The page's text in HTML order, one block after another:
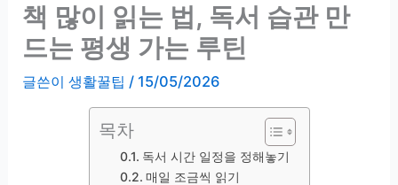
책 많이 읽는 법, 독서 습관 만
드는 평생 가는 루틴
글쓴이생활꿀팁 / 15/05/2026
목차
독서 시간 일정을 정해놓기
매일 조금씩 읽기